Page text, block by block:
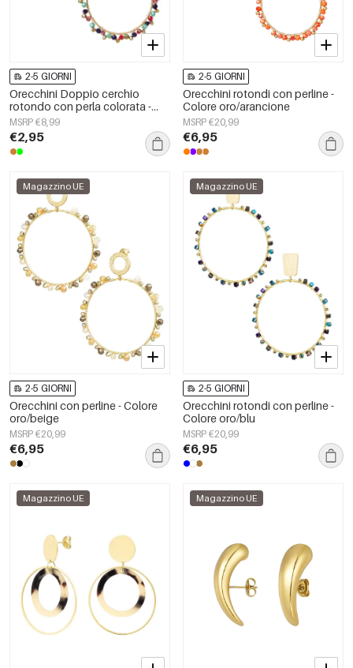
2-5 GIORNI
Orecchini Doppio cerchio
rotondo con perla colorata -
rame - Colore oro/multicolore
MSRP €8,99
€2,95
2-5 GIORNI
Orecchini rotondi con perline -
Colore oro/arancione
MSRP €20,99
€6,95
Magazzino UE
2-5 GIORNI
Orecchini con perline - Colore
oro/beige
MSRP €20,99
€6,95
Magazzino UE
2-5 GIORNI
Orecchini rotondi con perline -
Colore oro/blu
MSRP €20,99
€6,95
Magazzino UE Magazzino UE